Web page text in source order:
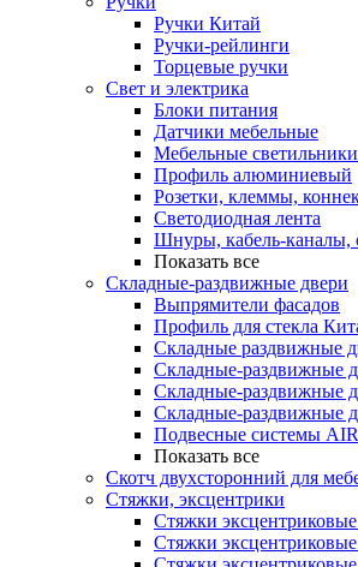
Ручки Китай
Ручки-рейлинги
Торцевые ручки
Свет и электрика
Блоки питания
Датчики мебельные
Мебельные
Профиль алюминиевый
Розетки, клеммы,
Светодиодная лента
Шнуры, кабель-каналы,
Показать все
Складные-раздвижные двери
Выпрямители фасадов
Профиль для стекла
Складные раздвижные
Складные-раздвижные
Складные-раздвижные
Складные-раздвижные
Подвесные системы
Показать все
Скотч двухсторонний для
Стяжки, эксцентрики
Cтяжки эксцентриковые
Стяжки